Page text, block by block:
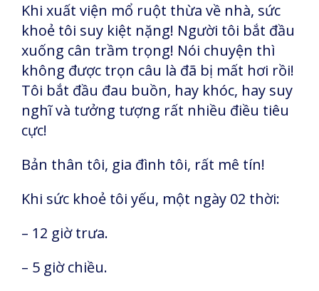
Khi xuất viện mổ ruột thừa về nhà, sức
khoẻ tôi suy kiệt nặng! Người tôi bắt đầu
xuống cân trầm trọng! Nói chuyện thì
không được trọn câu là đã bị mất hơi rồi!
Tôi bắt đầu đau buồn, hay khóc, hay suy
nghĩ và tưởng tượng rất nhiều điều tiêu
cực!
Bản thân tôi, gia đình tôi, rất mê tín!
Khi sức khoẻ tôi yếu, một ngày 02 thời:
– 12 giờ trưa.
– 5 giờ chiều.